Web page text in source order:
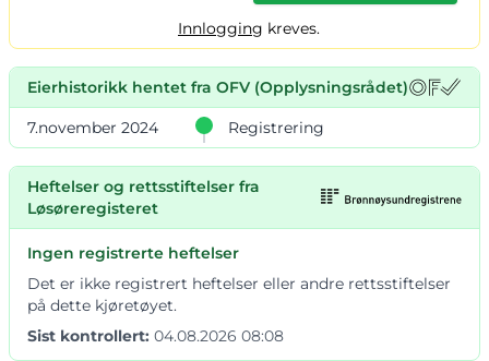
Innlogging kreves.
Eierhistorikk hentet fra OFV (Opplysningsrådet)
7.november 2024 Registrering
Heftelser og rettsstiftelser fra
Løsøreregisteret
Ingen registrerte heftelser
Det er ikke registrert heftelser eller andre rettsstiftelser
på dette kjøretøyet.
Sist kontrollert: 04.08.2026 08:08